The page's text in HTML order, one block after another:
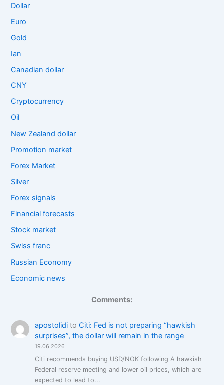
Dollar
Euro
Gold
Ian
Canadian dollar
CNY
Cryptocurrency
Oil
New Zealand dollar
Promotion market
Forex Market
Silver
Forex signals
Financial forecasts
Stock market
Swiss franc
Russian Economy
Economic news
Comments:
apostolidito Citi: Fed is not preparing “hawkish
surprises”, the dollar will remain in the range
19.06.2026
Citi recommends buying USD/NOK following A hawkish
Federal reserve meeting and lower oil prices, which are
expected to lead to...